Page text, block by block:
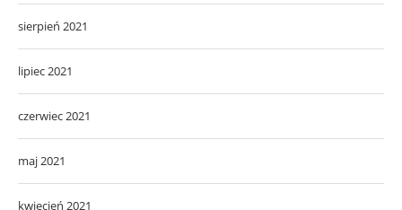
sierpień 2021
lipiec 2021
czerwiec 2021
maj 2021
kwiecień 2021